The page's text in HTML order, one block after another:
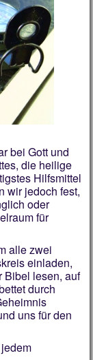
bei Gott und
die heilige
Hilfsmittel
wir jedoch fest,
oder
für
alle zwei
einladen,
Bibel lesen, auf
durch
uns für den